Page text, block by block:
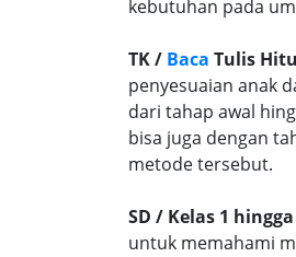
kebutuhan pada
TK / Baca Tulis
penyesuaian anak
dari tahap awal
bisa juga dengan
metode tersebut.
SD / Kelas 1 hingga
untuk memahami